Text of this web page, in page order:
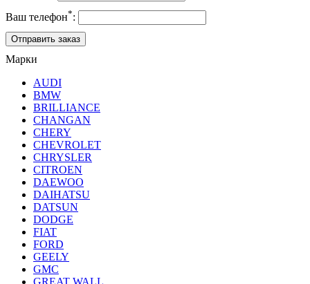
Ваш телефон*:
Марки
AUDI
BMW
BRILLIANCE
CHANGAN
CHERY
CHEVROLET
CHRYSLER
CITROEN
DAEWOO
DAIHATSU
DATSUN
DODGE
FIAT
FORD
GEELY
GMC